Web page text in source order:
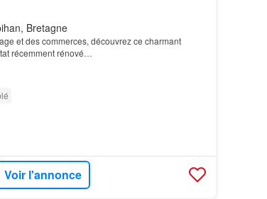
Bretagne
et des commerces, découvrez ce charmant
récemment rénové…
Voir l'annonce